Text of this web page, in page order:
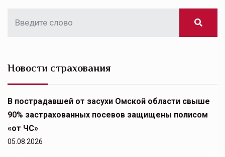
Новости страхования
В пострадавшей от засухи Омской области свыше
90% застрахованных посевов защищены полисом
«от ЧС»
05.08.2026